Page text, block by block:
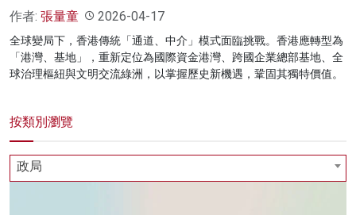
作者: 張量童 2026-04-17
全球變局下，香港傳統「通道、中介」模式面臨挑戰。香港應轉型為
「港灣、基地」，重新定位為國際資金港灣、跨國企業總部基地、全
球治理樞紐與文明交流綠洲，以掌握歷史新機遇，鞏固其獨特價值。
按類別瀏覽
政局